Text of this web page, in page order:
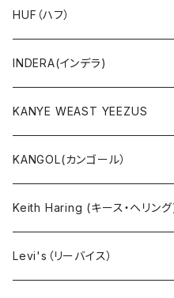
ニット
ボトムス
セットアップ
小物・雑貨
タンクトップ
コート
HUF（ハフ）
INDERA(インデラ)
KANYE WEAST YEEZUS
KANGOL(カンゴール）
Keith Haring (キース・ヘリング
Levi's（リーバイス）